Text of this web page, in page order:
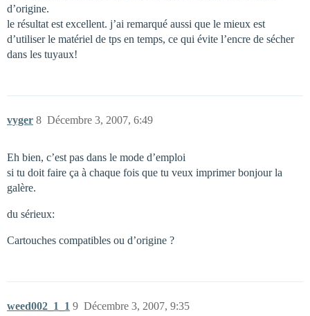
d’origine.
le résultat est excellent. j’ai remarqué aussi que le mieux est
d’utiliser le matériel de tps en temps, ce qui évite l’encre de sécher
dans les tuyaux!
vyger Décembre 3, 2007, 6:49
8
Eh bien, c’est pas dans le mode d’emploi
si tu doit faire ça à chaque fois que tu veux imprimer bonjour la
galère.
du sérieux:
Cartouches compatibles ou d’origine ?
weed002_1_1 Décembre 3, 2007, 9:35
9